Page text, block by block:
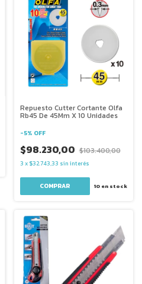
Repuesto Cutter Cortante Olfa
Rb45 De 45Mm X 10 Unidades
-5% OFF
$98.230,00 $103.400,00
3 x $32.743,33 sin interés
10 en stock